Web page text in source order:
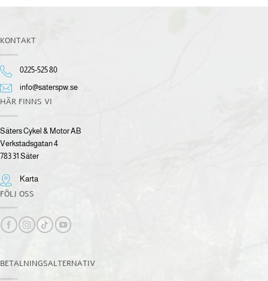
KONTAKT
0225-525 80
info@saterspw.se
HÄR FINNS VI
Säters Cykel & Motor AB
Verkstadsgatan 4
783 31 Säter
Karta
FÖLJ OSS
BETALNINGSALTERNATIV